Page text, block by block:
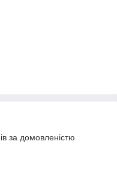
за домовленістю